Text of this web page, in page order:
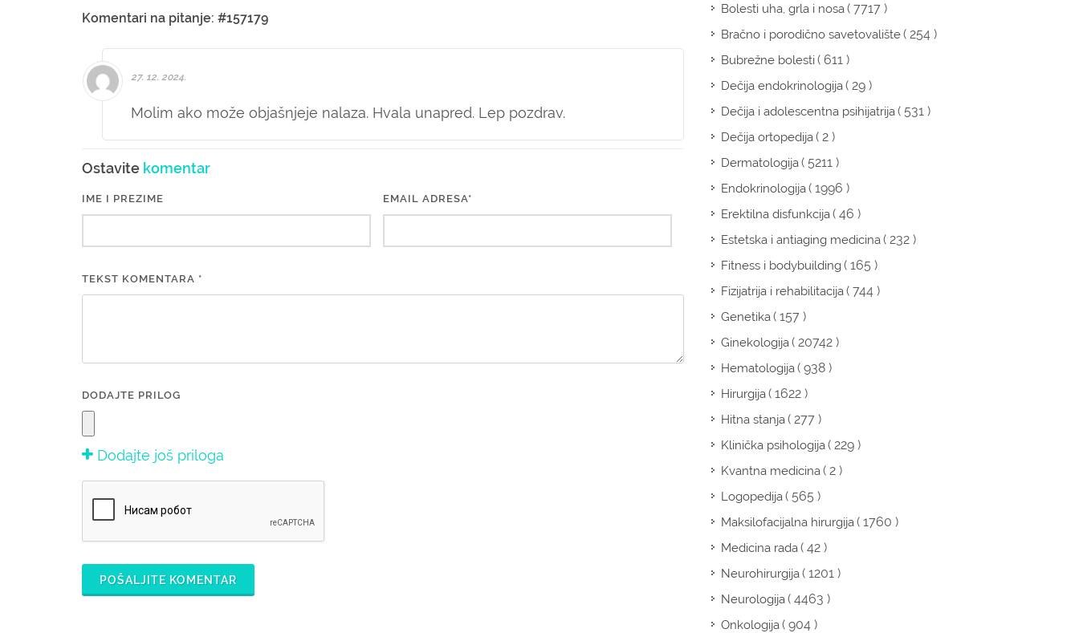
Komentari na pitanje: #157179
27. 12. 2024.
Molim ako može objašnjeje nalaza. Hvala unapred. Lep pozdrav.
Ostavite komentar
IME I PREZIME EMAIL ADRESA*
TEKST KOMENTARA *
DODAJTE PRILOG
Dodajte još priloga
POŠALJITE KOMENTAR
Bolesti uha, grla i nosa( 7717 )
Bračno i porodično savetovalište( 254 )
Bubrežne bolesti( 611 )
Dečija endokrinologija( 29 )
Dečija i adolescentna psihijatrija( 531 )
Dečija ortopedija( 2 )
Dermatologija( 5211 )
Endokrinologija( 1996 )
Erektilna disfunkcija( 46 )
Estetska i antiaging medicina( 232 )
Fitness i bodybuilding( 165 )
Fizijatrija i rehabilitacija( 744 )
Genetika( 157 )
Ginekologija( 20742 )
Hematologija( 938 )
Hirurgija( 1622 )
Hitna stanja( 277 )
Klinička psihologija( 229 )
Kvantna medicina( 2 )
Logopedija( 565 )
Maksilofacijalna hirurgija( 1760 )
Medicina rada( 42 )
Neurohirurgija( 1201 )
Neurologija( 4463 )
Onkologija( 904 )